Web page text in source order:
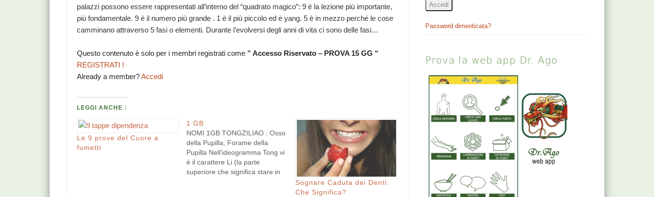
palazzi possono essere rappresentati all’interno del “quadrato magico”: 9 è la lezione più importante,
più fondamentale. 9 è il numero più grande . 1 è il più piccolo ed è yang. 5 è in mezzo perché le cose
camminano attraverso 5 fasi o elementi. Durante l’evolversi degli anni di vita ci sono delle fasi…
Questo contenuto è solo per i membri registrati come ” Accesso Riservato – PROVA 15 GG “
REGISTRATI !
Already a member?Accedi
LEGGI ANCHE :
Le 9 prove del Cuore a
fumetti
1 GB
NOMI 1GB TONGZILIAO : Osso
della Pupilla, Forame della
Pupilla Nell'ideogramma Tong vi
è il carattere Li (la parte
superiore che significa stare in
Sognare Caduta dei Denti:
Che Significa?
Accedi
Password dimenticata?
Prova la web app Dr. Ago